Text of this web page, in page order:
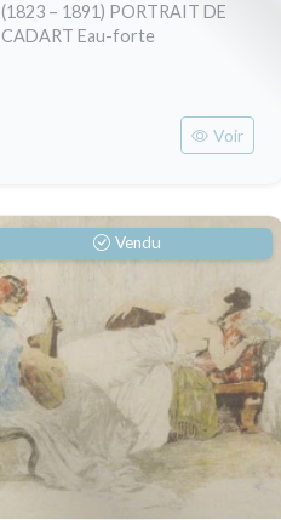
(1823 – 1891) PORTRAIT DE
CADART Eau-forte
Voir
Vendu